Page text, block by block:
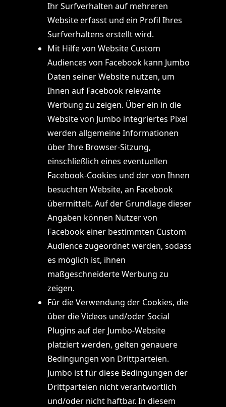
Ihr Surfverhalten auf mehreren
Website erfasst und ein Profil Ihres
Surfverhaltens erstellt wird.
Mit Hilfe von Website Custom
Audiences von Facebook kann Jumbo
Daten seiner Website nutzen, um
Ihnen auf Facebook relevante
Werbung zu zeigen. Über ein in die
Website von Jumbo integriertes Pixel
werden allgemeine Informationen
über Ihre Browser-Sitzung,
einschließlich eines eventuellen
Facebook-Cookies und der von Ihnen
besuchten Website, an Facebook
übermittelt. Auf der Grundlage dieser
Angaben können Nutzer von
Facebook einer bestimmten Custom
Audience zugeordnet werden, sodass
es möglich ist, ihnen
maßgeschneiderte Werbung zu
zeigen.
Für die Verwendung der Cookies, die
über die Videos und/oder Social
Plugins auf der Jumbo-Website
platziert werden, gelten genauere
Bedingungen von Drittparteien.
Jumbo ist für diese Bedingungen der
Drittparteien nicht verantwortlich
und/oder nicht haftbar. In diesem